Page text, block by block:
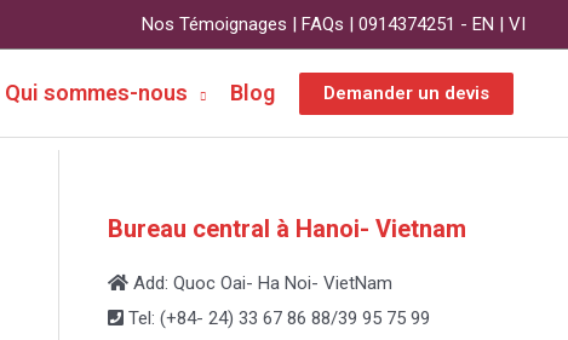
Nos Témoignages | FAQs | 0914374251 - EN | VI
Qui sommes-nous Blog Demander un devis
Bureau central à Hanoi- Vietnam
Add: Quoc Oai- Ha Noi- VietNam
Tel: (+84- 24) 33 67 86 88/39 95 75 99